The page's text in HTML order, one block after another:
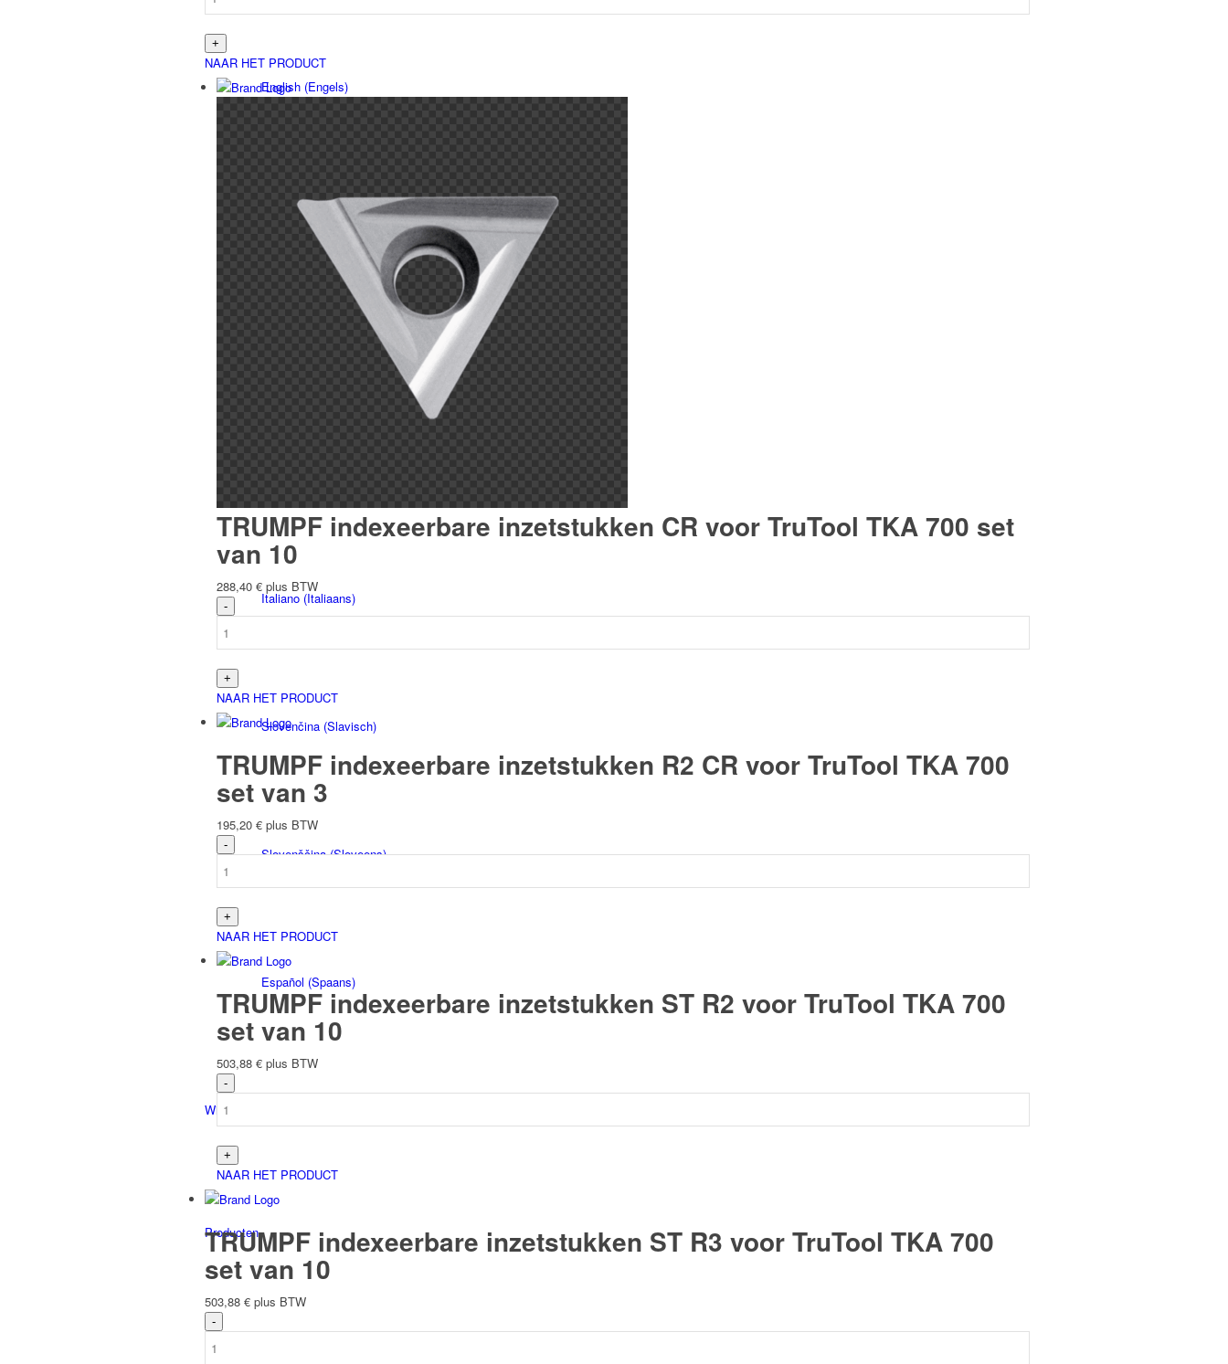
English (Engels)
(Pools
Italiano (Italiaans)
Slovenčina (Slavisch)
Slovenščina(Sloveens)
Español (Spaans)
Winkel overzicht
Producten
NAAR HET PRODUCT
TRUMPF indexeerbare inzetstukken CR voor TruTool TKA 700 set
van 10
288,40 € plus BTW
NAAR HET PRODUCT
TRUMPF indexeerbare inzetstukken R2 CR voor TruTool TKA 700
set van 3
195,20 € plus BTW
NAAR HET PRODUCT
TRUMPF indexeerbare inzetstukken ST R2 voor TruTool TKA 700
set van 10
503,88 € plus BTW
NAAR HET PRODUCT
TRUMPF indexeerbare inzetstukken ST R3 voor TruTool TKA 700
set van 10
503,88 € plus BTW